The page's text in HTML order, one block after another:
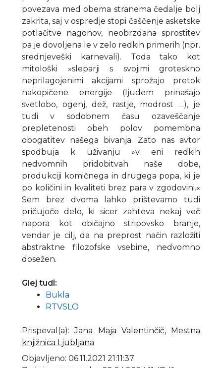
povezava med obema stranema čedalje bolj
zakrita, saj v ospredje stopi čaščenje asketske
potlačitve nagonov, neobrzdana sprostitev
pa je dovoljena le v zelo redkih primerih (npr.
srednjeveški karnevali). Toda tako kot
mitološki »sleparji s svojimi groteskno
neprilagojenimi akcijami sprožajo pretok
nakopičene energije (ljudem prinašajo
svetlobo, ogenj, dež, rastje, modrost …), je
tudi v sodobnem času ozaveščanje
prepletenosti obeh polov pomembna
obogatitev našega bivanja. Zato nas avtor
spodbuja k uživanju »v eni redkih
nedvomnih pridobitvah naše dobe,
produkciji komičnega in drugega popa, ki je
po količini in kvaliteti brez para v zgodovini.«
Sem brez dvoma lahko prištevamo tudi
pričujoče delo, ki sicer zahteva nekaj več
napora kot običajno stripovsko branje,
vendar je cilj, da na preprost način razložiti
abstraktne filozofske vsebine, nedvomno
dosežen.
Glej tudi:
Bukla
RTVSLO
Prispeval(a):Jana Maja Valentinčič, Mestna
knjižnica Ljubljana
Objavljeno: 06.11.2021 21:11:37